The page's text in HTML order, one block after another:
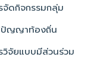
จัดกิจกรรมกลุ่ม
ญญาท้องถิ่น
วิจัยแบบมีส่วนร่วม